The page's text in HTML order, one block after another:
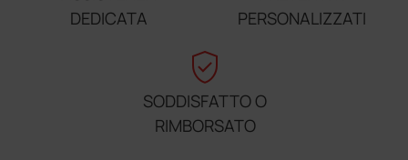
DEDICATA
PERSONALIZZATI
verified_user
SODDISFATTO O
RIMBORSATO